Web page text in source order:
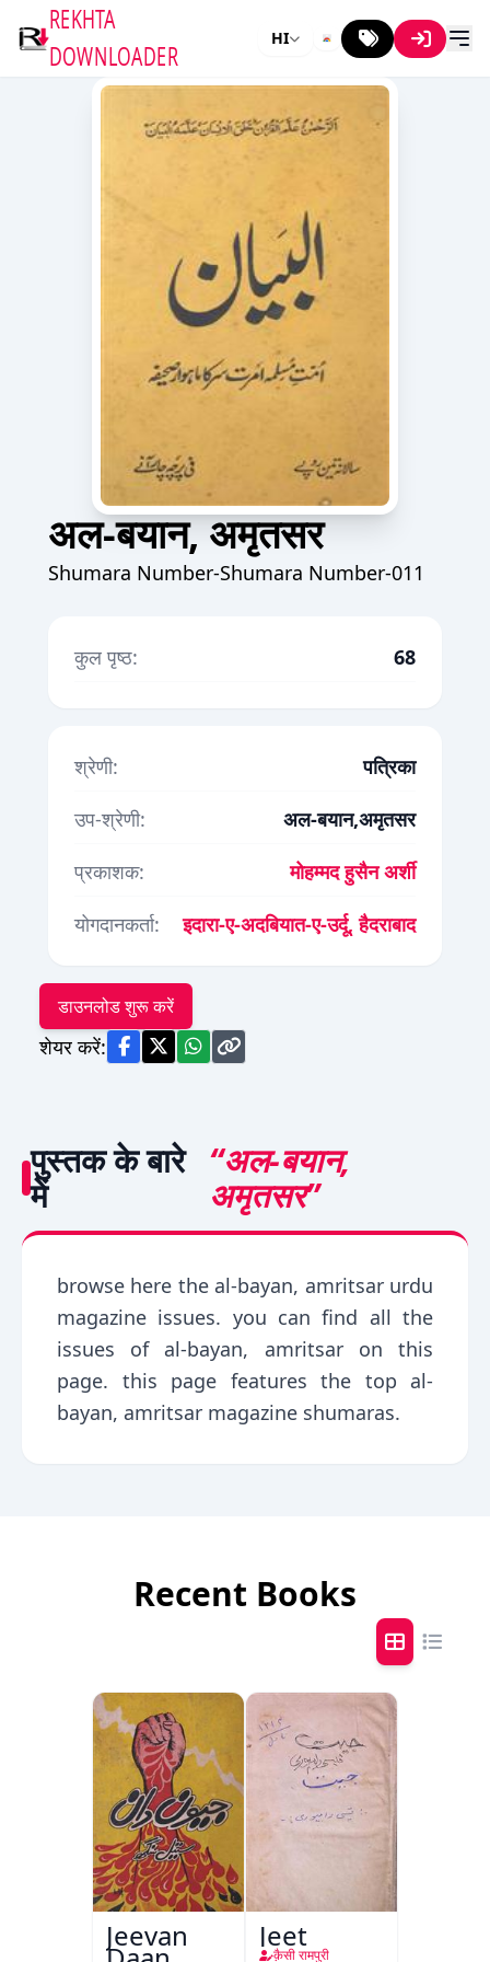
REKHTA
DOWNLOADER
HI
अल-बयान, अमृतसर
Shumara Number-Shumara Number-011
कुल पृष्ठ: 68
श्रेणी:
पत्रिका
उप-श्रेणी:
अल-बयान,अमृतसर
प्रकाशक:
मोहम्मद हुसैन अर्शी
योगदानकर्ता:
इदारा-ए-अदबियात-ए-उर्दू, हैदराबाद
डाउनलोड शुरू करें
शेयर करें:
पुस्तक के बारे
में
“अल-बयान,
अमृतसर”
browse here the al-bayan, amritsar urdu
magazine issues. you can find all the
issues of al-bayan, amritsar on this
page. this page features the top al-
bayan, amritsar magazine shumaras.
Recent Books
Jeevan Jeet
क़ैसी रामपुरी